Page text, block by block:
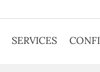
SERVICES